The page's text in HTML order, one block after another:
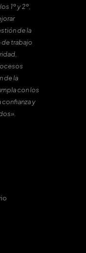
1º y 2º,
de la
de trabajo
de la
con los
y